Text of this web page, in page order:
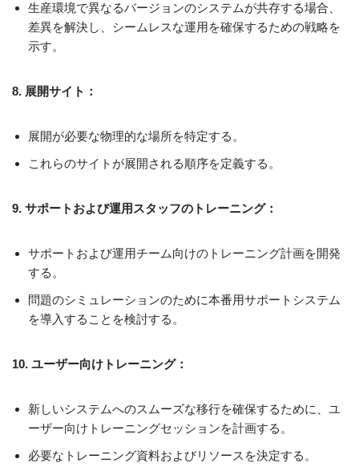
生産環境で異なるバージョンのシステムが共存する場合、
差異を解決し、シームレスな運用を確保するための戦略を
示す。
8. 展開サイト：
展開が必要な物理的な場所を特定する。
これらのサイトが展開される順序を定義する。
9. サポートおよび運用スタッフのトレーニング：
サポートおよび運用チーム向けのトレーニング計画を開発
する。
問題のシミュレーションのために本番用サポートシステム
を導入することを検討する。
10. ユーザー向けトレーニング：
新しいシステムへのスムーズな移行を確保するために、ユ
ーザー向けトレーニングセッションを計画する。
必要なトレーニング資料およびリソースを決定する。